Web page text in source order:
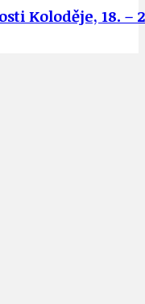
Koloděje, 18. –